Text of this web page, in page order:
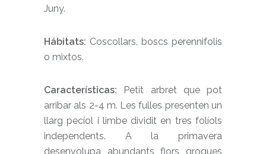
Juny.
Hábitats: Coscollars, boscs perennifolis
o mixtos.
Características: Petit arbret que pot
arribar als 2-4 m. Les fulles presenten un
llarg pecíol i limbe dividit en tres folíols
independents. A la primavera
desenvolupa abundants flors grogues